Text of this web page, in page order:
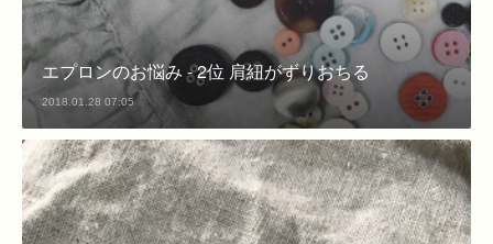
エプロンのお悩み - 2位 肩紐がずりおちる
2018.01.28 07:05